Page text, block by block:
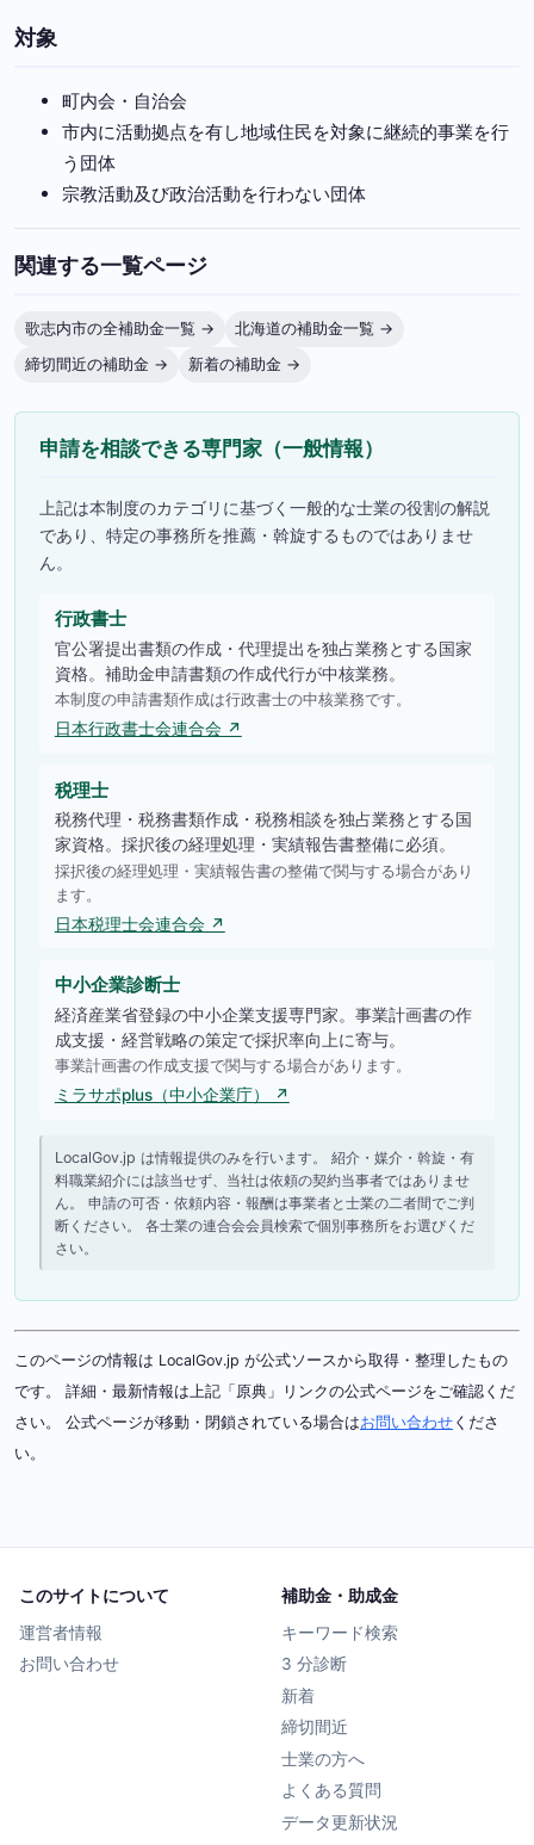
対象
町内会・自治会
市内に活動拠点を有し地域住民を対象に継続的事業を行
う団体
宗教活動及び政治活動を行わない団体
関連する一覧ページ
歌志内市の全補助金一覧 →
北海道の補助金一覧 →
締切間近の補助金 →
新着の補助金 →
申請を相談できる専門家（一般情報）
上記は本制度のカテゴリに基づく一般的な士業の役割の解説
であり、特定の事務所を推薦・斡旋するものではありませ
ん。
行政書士
官公署提出書類の作成・代理提出を独占業務とする国家
資格。補助金申請書類の作成代行が中核業務。
本制度の申請書類作成は行政書士の中核業務です。
日本行政書士会連合会 ↗
税理士
税務代理・税務書類作成・税務相談を独占業務とする国
家資格。採択後の経理処理・実績報告書整備に必須。
採択後の経理処理・実績報告書の整備で関与する場合があり
ます。
日本税理士会連合会 ↗
中小企業診断士
経済産業省登録の中小企業支援専門家。事業計画書の作
成支援・経営戦略の策定で採択率向上に寄与。
事業計画書の作成支援で関与する場合があります。
ミラサポplus（中小企業庁） ↗
LocalGov.jp は情報提供のみを行います。 紹介・媒介・斡旋・有
料職業紹介には該当せず、当社は依頼の契約当事者ではありませ
ん。 申請の可否・依頼内容・報酬は事業者と士業の二者間でご判
断ください。 各士業の連合会会員検索で個別事務所をお選びくだ
さい。
このページの情報は LocalGov.jp が公式ソースから取得・整理したもの
です。 詳細・最新情報は上記「原典」リンクの公式ページをご確認くだ
さい。 公式ページが移動・閉鎖されている場合はお問い合わせ くださ
い。
このサイトについて
運営者情報
お問い合わせ
補助金・助成金
キーワード検索
3 分診断
新着
締切間近
士業の方へ
よくある質問
データ更新状況